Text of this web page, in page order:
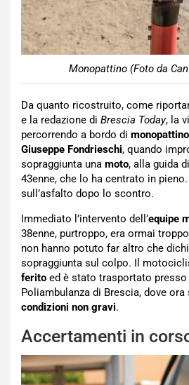
Monopattino (Foto da
Da quanto ricostruito, come
e la redazione di Brescia Today, la
percorrendo a bordo di
Giuseppe Fondrieschi, quando
sopraggiunta una moto, alla guida
43enne, che lo ha centrato in
sull’asfalto dopo lo scontro.
Immediato l’intervento dell’equipe
38enne, purtroppo, era ormai
non hanno potuto far altro che
sopraggiunta sul colpo. Il
ferito ed è stato trasportato
Poliambulanza di Brescia, dove
condizioni non gravi.
Accertamenti in